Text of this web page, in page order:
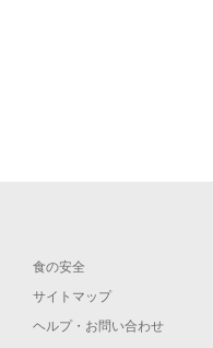
食の安全
サイトマップ
ヘルプ・お問い合わせ